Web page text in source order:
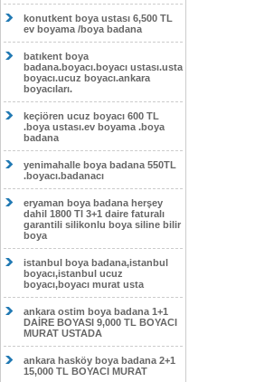
konutkent boya ustası 6,500 TL
ev boyama /boya badana
batıkent boya
badana.boyacı.boyacı ustası.usta
boyacı.ucuz boyacı.ankara
boyacıları.
keçiören ucuz boyacı 600 TL
.boya ustası.ev boyama .boya
badana
yenimahalle boya badana 550TL
.boyacı.badanacı
eryaman boya badana herşey
dahil 1800 Tl 3+1 daire faturalı
garantili silikonlu boya siline bilir
boya
istanbul boya badana,istanbul
boyacı,istanbul ucuz
boyacı,boyacı murat usta
ankara ostim boya badana 1+1
DAİRE BOYASI 9,000 TL BOYACI
MURAT USTADA
ankara hasköy boya badana 2+1
15,000 TL BOYACI MURAT